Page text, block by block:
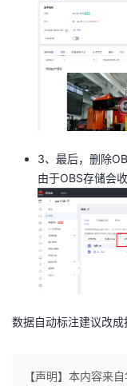
3、最后，删除
由于OBS存储会
数据自动标注建议改成
【声明】本内容来